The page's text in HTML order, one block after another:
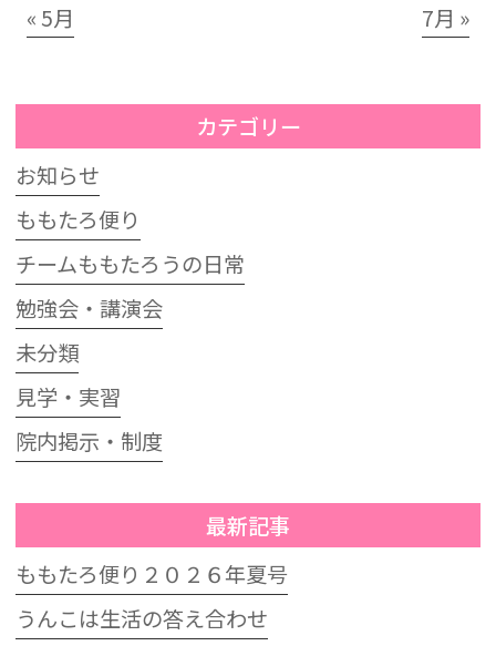
« 5月 7月 »
カテゴリー
お知らせ
ももたろ便り
チームももたろうの日常
勉強会・講演会
未分類
見学・実習
院内掲示・制度
最新記事
ももたろ便り２０２６年夏号
うんこは生活の答え合わせ